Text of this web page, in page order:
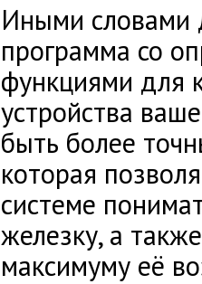
Иными словами
программа со
функциями для
устройства
быть более
которая
системе
железку, а
максимуму её